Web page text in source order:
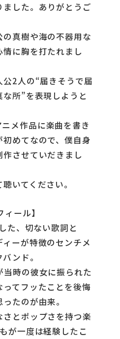
した。ありがとうご
真樹や海の不器用な
に胸を打たれまし
2人の“届きそうで届
所”を表現しようと
メ作品に楽曲を書き
めてなので、僕自身
させていだきまし
いてください。
ール】
た、切ない歌詞と
ーが特徴のセンチメ
ンド。
時の彼女に振られた
てフッたことを後悔
たのが由来。
とポップさを持つ楽
が一度は経験したこ